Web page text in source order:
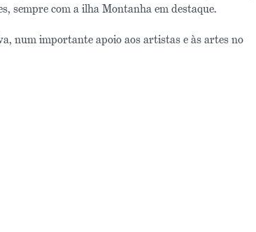
sempre com a ilha Montanha em destaque.
num importante apoio aos artistas e às artes no